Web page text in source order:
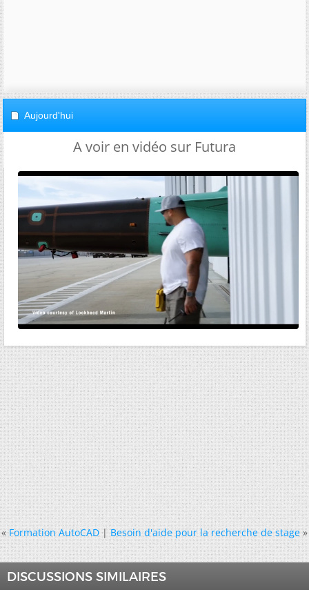
Aujourd'hui
A voir en vidéo sur Futura
« Formation AutoCAD|Besoin d'aide pour la recherche de stage »
DISCUSSIONS SIMILAIRES